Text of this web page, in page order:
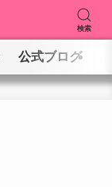
検索
公式ブログ